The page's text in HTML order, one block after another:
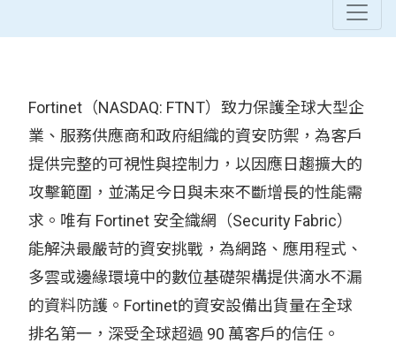
Fortinet（NASDAQ: FTNT）致力保護全球大型企
業、服務供應商和政府組織的資安防禦，為客戶
提供完整的可視性與控制力，以因應日趨擴大的
攻擊範圍，並滿足今日與未來不斷增長的性能需
求。唯有 Fortinet 安全織網（Security Fabric）
能解決最嚴苛的資安挑戰，為網路、應用程式、
多雲或邊緣環境中的數位基礎架構提供滴水不漏
的資料防護。Fortinet的資安設備出貨量在全球
排名第一，深受全球超過 90 萬客戶的信任。